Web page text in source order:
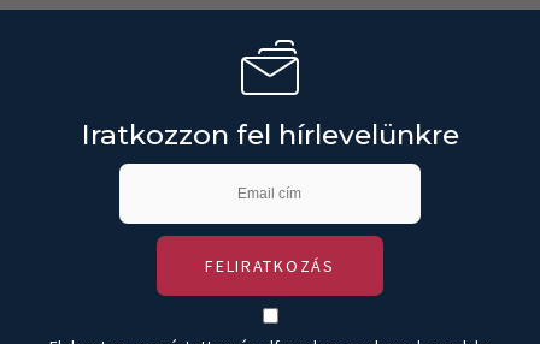
Iratkozzon fel hírlevelünkre
FELIRATKOZÁS